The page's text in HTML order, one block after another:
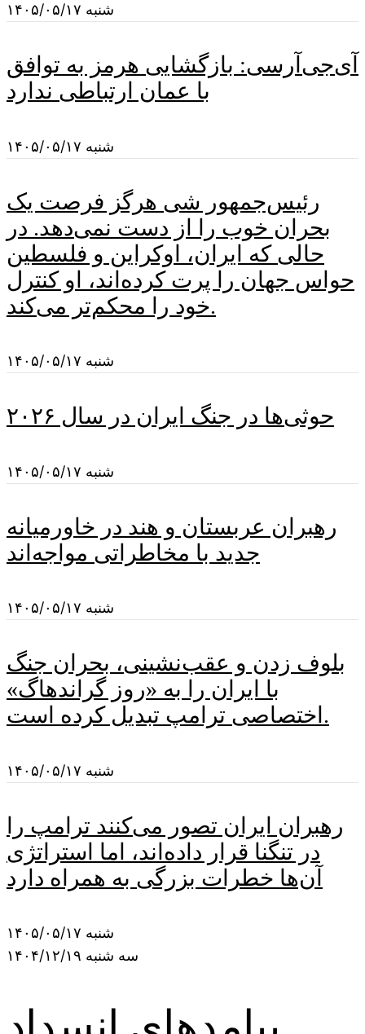
شنبه ۱۴۰۵/۰۵/۱۷
آی‌جی‌آرسی: بازگشایی هرمز به توافق
با عمان ارتباطی ندارد
شنبه ۱۴۰۵/۰۵/۱۷
رئیس‌جمهور شی هرگز فرصت یک
بحران خوب را از دست نمی‌دهد. در
حالی که ایران، اوکراین و فلسطین
حواس جهان را پرت کرده‌اند، او کنترل
خود را محکم‌تر می‌کند.
شنبه ۱۴۰۵/۰۵/۱۷
حوثی‌ها در جنگ ایران در سال ۲۰۲۶
شنبه ۱۴۰۵/۰۵/۱۷
رهبران عربستان و هند در خاورمیانه
جدید با مخاطراتی مواجه‌اند
شنبه ۱۴۰۵/۰۵/۱۷
بلوف زدن و عقب‌نشینی، بحران جنگ
با ایران را به «روز گراندهاگ»
اختصاصی ترامپ تبدیل کرده است.
شنبه ۱۴۰۵/۰۵/۱۷
رهبران ایران تصور می‌کنند ترامپ را
در تنگنا قرار داده‌اند، اما استراتژی
آن‌ها خطرات بزرگی به همراه دارد
شنبه ۱۴۰۵/۰۵/۱۷
سه شنبه ۱۴۰۴/۱۲/۱۹